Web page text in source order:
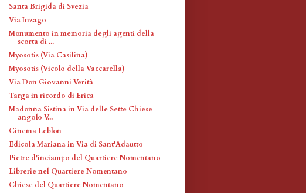
Santa Brigida di Svezia
Via Inzago
Monumento in memoria degli agenti della
scorta di ...
Myosotis (Via Casilina)
Myosotis (Vicolo della Vaccarella)
Via Don Giovanni Verità
Targa in ricordo di Erica
Madonna Sistina in Via delle Sette Chiese
angolo V...
Cinema Leblon
Edicola Mariana in Via di Sant'Adautto
Pietre d'inciampo del Quartiere Nomentano
Librerie nel Quartiere Nomentano
Chiese del Quartiere Nomentano